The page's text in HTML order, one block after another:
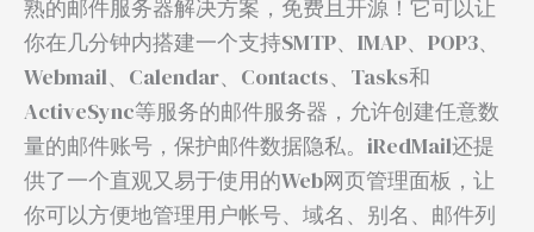
熟的邮件服务器解决方案，免费且开源！它可以让
你在几分钟内搭建一个支持SMTP、IMAP、POP3、
Webmail、Calendar、Contacts、Tasks和
ActiveSync等服务的邮件服务器，允许创建任意数
量的邮件账号，保护邮件数据隐私。iRedMail还提
供了一个直观又易于使用的Web网页管理面板，让
你可以方便地管理用户帐号、域名、别名、邮件列